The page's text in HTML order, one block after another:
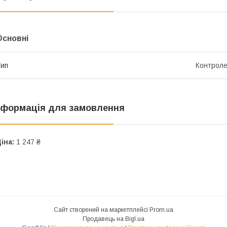
для замовлення
1 247 ₴
Сайт створений на маркетплейсі Prom.ua
Продавець на Bigl.ua